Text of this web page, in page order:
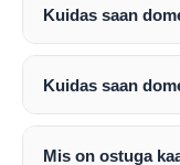
Kuidas saan
Pärast makse
enda valitud
Domeeni
Täpsemad
Kuidas saan
Pärast ostu
koodi, millega
Mis on ostuga